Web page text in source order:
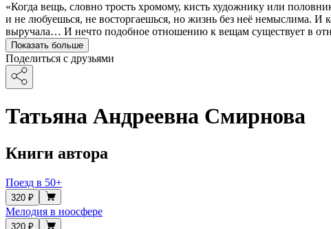
«Когда вещь, словно трость хромому, кисть художнику или
и не любуешься, не восторгаешься, но жизнь без неё немыслима. И
выручала… И нечто подобное отношению к вещам существует в
Показать больше
Поделиться с друзьями
Татьяна Андреевна Смирнова
Книги автора
Поезд в 50+
320 ₽
Мелодия в ноосфере
320 ₽